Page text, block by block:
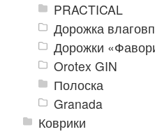
PRACTICAL
Дорожка
Дорожки
Orotex GIN
Полоска
Granada
Коврики